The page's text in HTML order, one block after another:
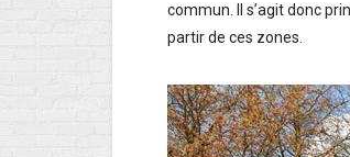
commun. Il s’agit donc
partir de ces zones.